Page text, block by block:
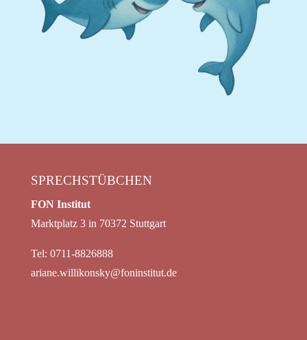
SPRECHSTÜBCHEN
FON Institut
Marktplatz 3 in 70372 Stuttgart
Tel: 0711-8826888
ariane.willikonsky@foninstitut.de